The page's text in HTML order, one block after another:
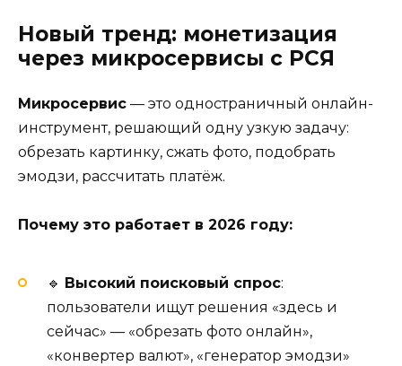
Новый тренд: монетизация
через микросервисы с РСЯ
Микросервис — это одностраничный онлайн-
инструмент, решающий одну узкую задачу:
обрезать картинку, сжать фото, подобрать
эмодзи, рассчитать платёж.
Почему это работает в 2026 году:
🔹 Высокий поисковый спрос:
пользователи ищут решения «здесь и
сейчас» — «обрезать фото онлайн»,
«конвертер валют», «генератор эмодзи»